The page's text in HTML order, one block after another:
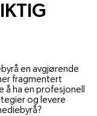
en avgjørende
fragmentert
ha en profesjonell
og levere